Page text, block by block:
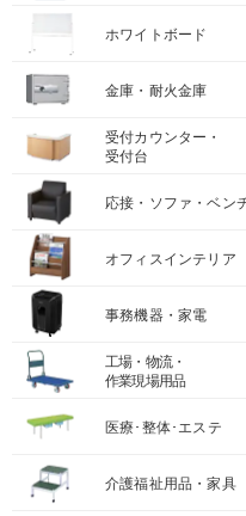
ホワイトボード
金庫・耐火金庫
受付カウンター・
受付台
応接・ソファ・ベン
オフィスインテリア
事務機器・家電
工場・物流・
作業現場用品
医療･整体･エステ
介護福祉用品・家具